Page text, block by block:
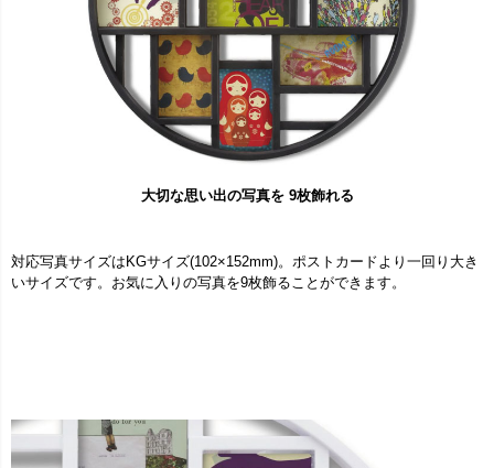
大切な思い出の写真を 9枚飾れる
対応写真サイズはKGサイズ(102×152mm)。ポストカードより一回り大き
いサイズです。お気に入りの写真を9枚飾ることができます。